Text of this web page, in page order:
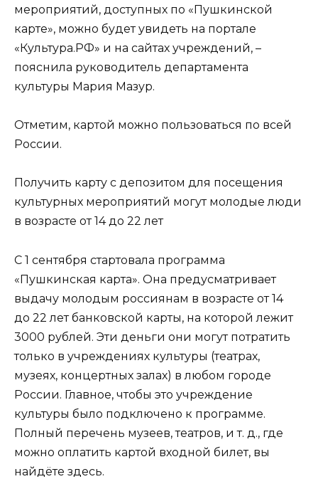
мероприятий, доступных по «Пушкинской
карте», можно будет увидеть на портале
«Культура.РФ» и на сайтах учреждений, –
пояснила руководитель департамента
культуры Мария Мазур.
Отметим, картой можно пользоваться по всей
России.
Получить карту с депозитом для посещения
культурных мероприятий могут молодые люди
в возрасте от 14 до 22 лет
С 1 сентября стартовала программа
«Пушкинская карта». Она предусматривает
выдачу молодым россиянам в возрасте от 14
до 22 лет банковской карты, на которой лежит
3000 рублей. Эти деньги они могут потратить
только в учреждениях культуры (театрах,
музеях, концертных залах) в любом городе
России. Главное, чтобы это учреждение
культуры было подключено к программе.
Полный перечень музеев, театров, и т. д., где
можно оплатить картой входной билет, вы
найдёте здесь.